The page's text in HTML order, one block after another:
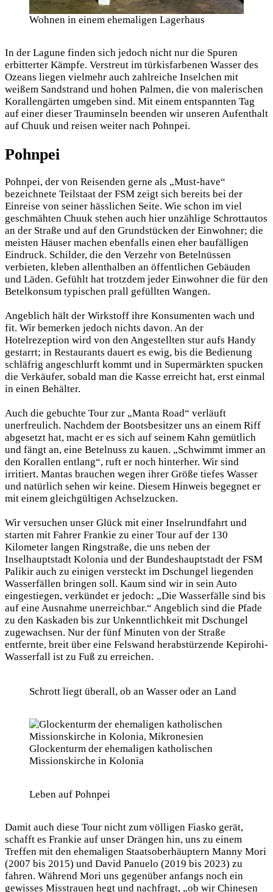
Wohnen in einem ehemaligen Lagerhaus
In der Lagune finden sich jedoch nicht nur die Spuren
erbitterter Kämpfe. Verstreut im türkisfarbenen Wasser des
Ozeans liegen vielmehr auch zahlreiche Inselchen mit
weißem Sandstrand und hohen Palmen, die von malerischen
Korallengärten umgeben sind. Mit einem entspannten Tag
auf einer dieser Trauminseln beenden wir unseren Aufenthalt
auf Chuuk und reisen weiter nach Pohnpei.
Pohnpei
Pohnpei, der von Reisenden gerne als „Must-have“
bezeichnete Teilstaat der FSM zeigt sich bereits bei der
Einreise von seiner hässlichen Seite. Wie schon im viel
geschmähten Chuuk stehen auch hier unzählige Schrottautos
an der Straße und auf den Grundstücken der Einwohner; die
meisten Häuser machen ebenfalls einen eher baufälligen
Eindruck. Schilder, die den Verzehr von Betelnüssen
verbieten, kleben allenthalben an öffentlichen Gebäuden
und Läden. Gefühlt hat trotzdem jeder Einwohner die für den
Betelkonsum typischen prall gefüllten Wangen.
Angeblich hält der Wirkstoff ihre Konsumenten wach und
fit. Wir bemerken jedoch nichts davon. An der
Hotelrezeption wird von den Angestellten stur aufs Handy
gestarrt; in Restaurants dauert es ewig, bis die Bedienung
schläfrig angeschlurft kommt und in Supermärkten spucken
die Verkäufer, sobald man die Kasse erreicht hat, erst einmal
in einen Behälter.
Auch die gebuchte Tour zur „Manta Road“ verläuft
unerfreulich. Nachdem der Bootsbesitzer uns an einem Riff
abgesetzt hat, macht er es sich auf seinem Kahn gemütlich
und fängt an, eine Betelnuss zu kauen. „Schwimmt immer an
den Korallen entlang“, ruft er noch hinterher. Wir sind
irritiert. Mantas brauchen wegen ihrer Größe tiefes Wasser
und natürlich sehen wir keine. Diesem Hinweis begegnet er
mit einem gleichgültigen Achselzucken.
Wir versuchen unser Glück mit einer Inselrundfahrt und
starten mit Fahrer Frankie zu einer Tour auf der 130
Kilometer langen Ringstraße, die uns neben der
Inselhauptstadt Kolonia und der Bundeshauptstadt der FSM
Palikir auch zu einigen versteckt im Dschungel liegenden
Wasserfällen bringen soll. Kaum sind wir in sein Auto
eingestiegen, verkündet er jedoch: „Die Wasserfälle sind bis
auf eine Ausnahme unerreichbar.“ Angeblich sind die Pfade
zu den Kaskaden bis zur Unkenntlichkeit mit Dschungel
zugewachsen. Nur der fünf Minuten von der Straße
entfernte, breit über eine Felswand herabstürzende Kepirohi-
Wasserfall ist zu Fuß zu erreichen.
Schrott liegt überall, ob an Wasser oder an Land
Glockenturm der ehemaligen katholischen
Missionskirche in Kolonia
Leben auf Pohnpei
Damit auch diese Tour nicht zum völligen Fiasko gerät,
schafft es Frankie auf unser Drängen hin, uns zu einem
Treffen mit den ehemaligen Staatsoberhäuptern Manny Mori
(2007 bis 2015) und David Panuelo (2019 bis 2023) zu
fahren. Während Mori uns gegenüber anfangs noch ein
gewisses Misstrauen hegt und nachfragt, „ob wir Chinesen